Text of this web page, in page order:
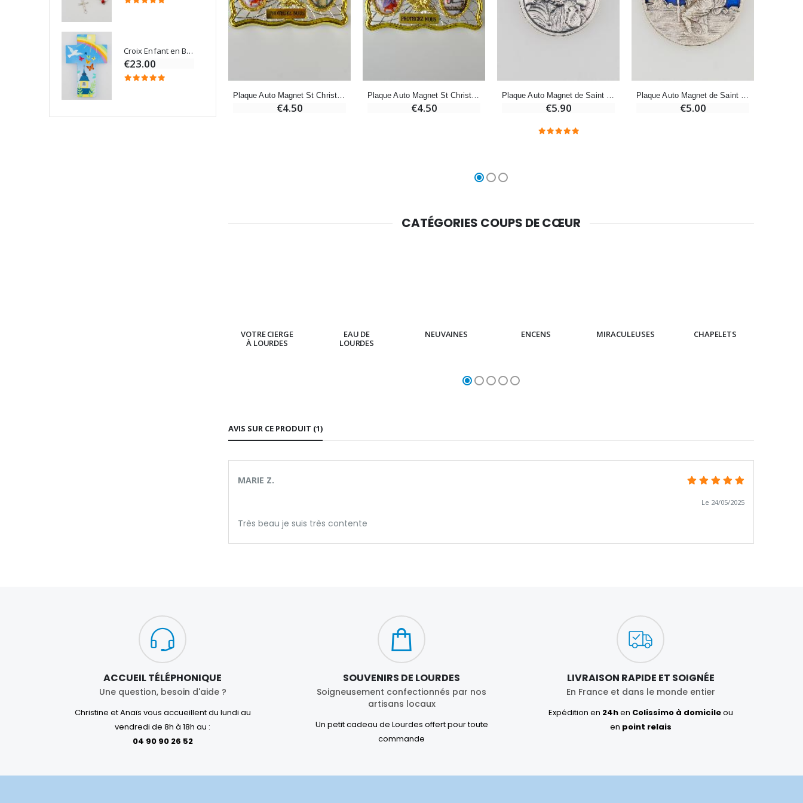
Croix Enfant en Bois Eglise Papillons et Arc-en-ciel 15 cm
€23.00
Plaque Auto Magnet St Christophe & Christ Miséricordieux
€4.50
Plaque Auto Magnet St Christophe & Ange Gardien
€4.50
Plaque Auto Magnet de Saint Christophe 35mm
€5.90
Plaque Auto Magnet de Saint Christophe - 35mm
€5.00
CATÉGORIES COUPS DE CŒUR
VOTRE CIERGE
À LOURDES
EAU DE
LOURDES
NEUVAINES ENCENS MIRACULEUSES CHAPELETS
AVIS SUR CE PRODUIT (1)
MARIE Z.
Le 24/05/2025
Très beau je suis très contente
ACCUEIL TÉLÉPHONIQUE
Une question, besoin d'aide ?
Christine et Anaïs vous accueillent du lundi au
vendredi de 8h à 18h au :
04 90 90 26 52
SOUVENIRS DE LOURDES
Soigneusement confectionnés par nos
artisans locaux
Un petit cadeau de Lourdes offert pour toute
commande
LIVRAISON RAPIDE ET SOIGNÉE
En France et dans le monde entier
Expédition en 24hen Colissimo à domicileou
en point relais